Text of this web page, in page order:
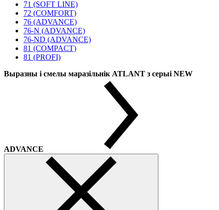
71 (SOFT LINE)
72 (COMFORT)
76 (ADVANCE)
76-N (ADVANCE)
76-ND (ADVANCE)
81 (COMPACT)
81 (PROFI)
Выразны і смелы маразільнік ATLANT з серыі NEW
ADVANCE